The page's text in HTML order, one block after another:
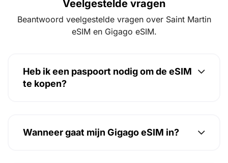
Veelgestelde vragen
Beantwoord veelgestelde vragen over Saint Martin
eSIM en Gigago eSIM.
Heb ik een paspoort nodig om de eSIM
te kopen?
Wanneer gaat mijn Gigago eSIM in?